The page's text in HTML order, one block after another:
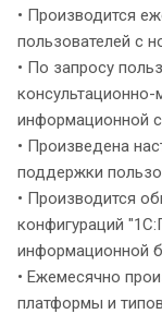
• Производится
пользователей с
• По запросу
консультационно-
информационной
• Произведена
поддержки
• Производится
конфигураций
информационной
• Ежемесячно
платформы и